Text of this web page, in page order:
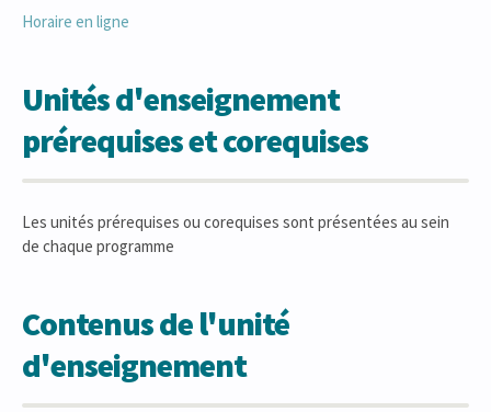
Horaire en ligne
Unités d'enseignement
prérequises et corequises
Les unités prérequises ou corequises sont présentées au sein
de chaque programme
Contenus de l'unité
d'enseignement